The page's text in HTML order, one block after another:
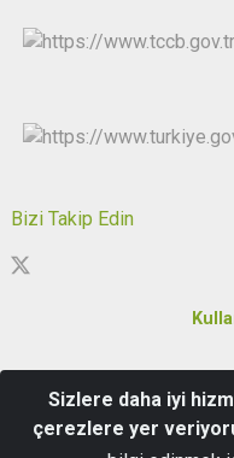
Bizi Takip Edin
Sizlere daha iyi
çerezlere yer